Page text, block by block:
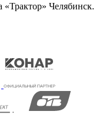
Челябинск.